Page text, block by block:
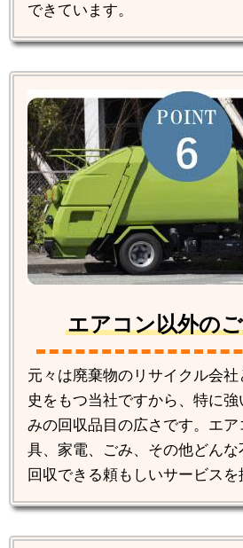
できています。
エアコン以外の
元々は廃棄物のリサイクル会
史をもつ当社ですから、特に
みの回収品目の広さです。エ
具、家電、ごみ、その他どん
回収できる頼もしいサービスを